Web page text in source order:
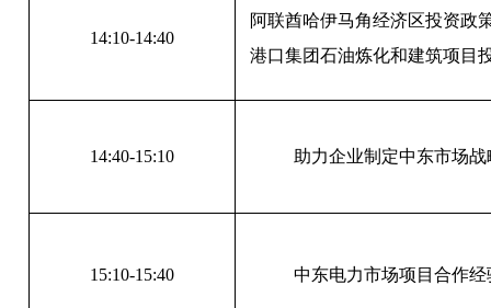
14:10-14:40
阿联酋哈伊马角经济区投资政
港口集团石油炼化和建筑项目
14:40-15:10 助力企业制定中东市场战
15:10-15:40 中东电力市场项目合作经